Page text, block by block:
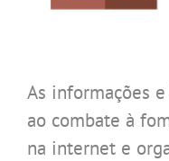
As informações
ao combate à
na internet e